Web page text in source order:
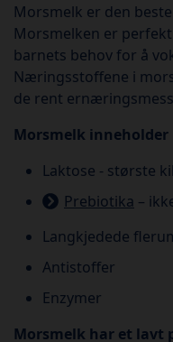
Morsmelk er den
Morsmelken er
barnets behov for å
Næringsstoffene i
de rent
Morsmelk
Laktose - største
Prebiotika –
Langkjedede
Antistoffer
Enzymer
Morsmelk har et lavt